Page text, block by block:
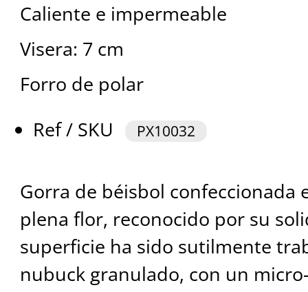
Caliente e impermeable
Visera: 7 cm
Forro de polar
Ref / SKU
PX10032
Gorra de béisbol confeccionada
plena flor, reconocido por su
superficie ha sido sutilmente
nubuck granulado, con un